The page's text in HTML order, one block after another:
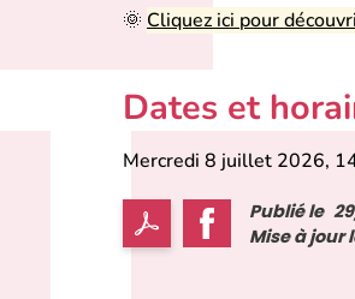
🌞 Cliquez ici pour
Dates et
Mercredi 8 juillet 2026,
Publié le
Mise à jour